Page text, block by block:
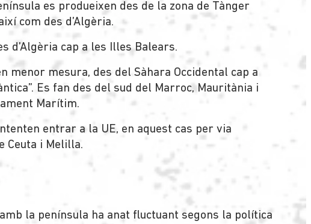
es produeixen des de la zona de Tànger
com des d’Algèria.
d’Algèria cap a les Illes Balears.
menor mesura, des del Sàhara Occidental cap a
Es fan des del sud del Marroc, Mauritània i
Marítim.
entrar a la UE, en aquest cas per via
Ceuta i Melilla.
la península ha anat fluctuant segons la política